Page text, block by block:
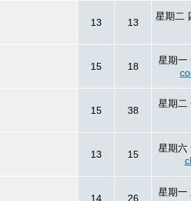
13 13
星期二
15 18
星期一
15 38
星期二
13 15
星期六
14 26
星期一